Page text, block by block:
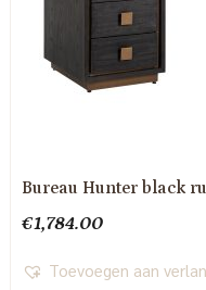
Bureau Hunter black
€1,784.00
Toevoegen aan